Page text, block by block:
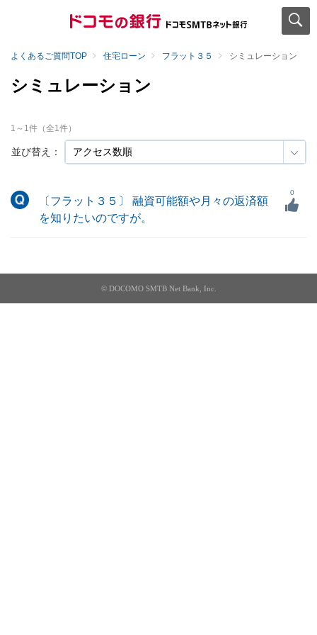
よくあるご質問TOP 住宅ローン フラット３５ シミュレーション
シミュレーション
並び替え：
1 ～ 1件（全1件）
〔フラット３５〕 融資可能額や月々の返済額
を知りたいのですが。
0
© DOCOMO SMTB Net Bank, Inc.